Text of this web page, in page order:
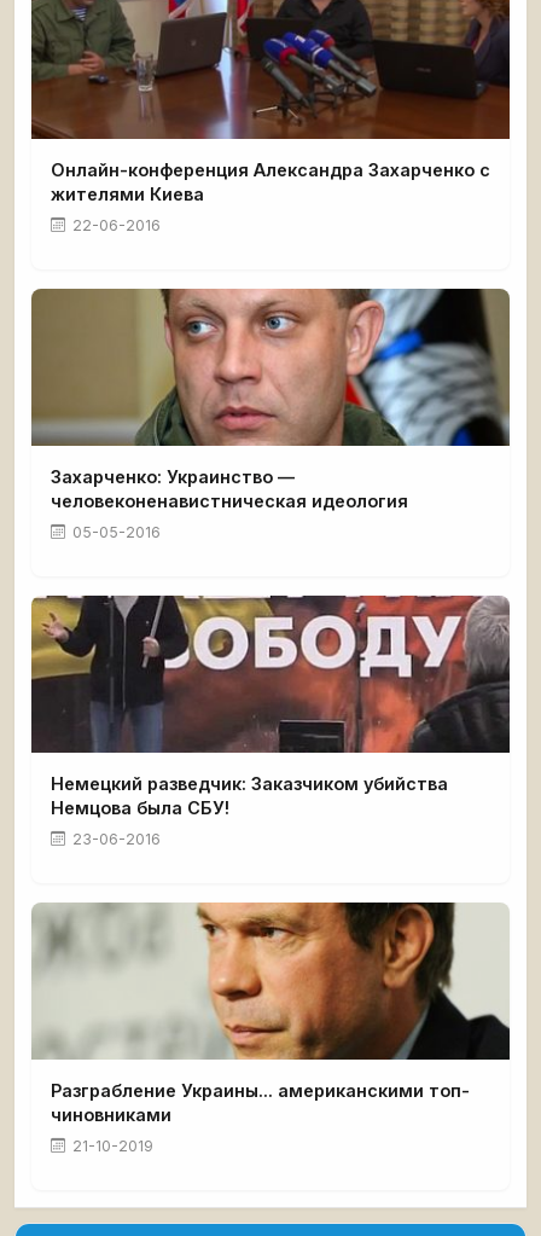
Онлайн-конференция Александра Захарченко с
жителями Киева
22-06-2016
Захарченко: Украинство —
человеконенавистническая идеология
05-05-2016
Немецкий разведчик: Заказчиком убийства
Немцова была СБУ!
23-06-2016
Разграбление Украины... американскими топ-
чиновниками
21-10-2019